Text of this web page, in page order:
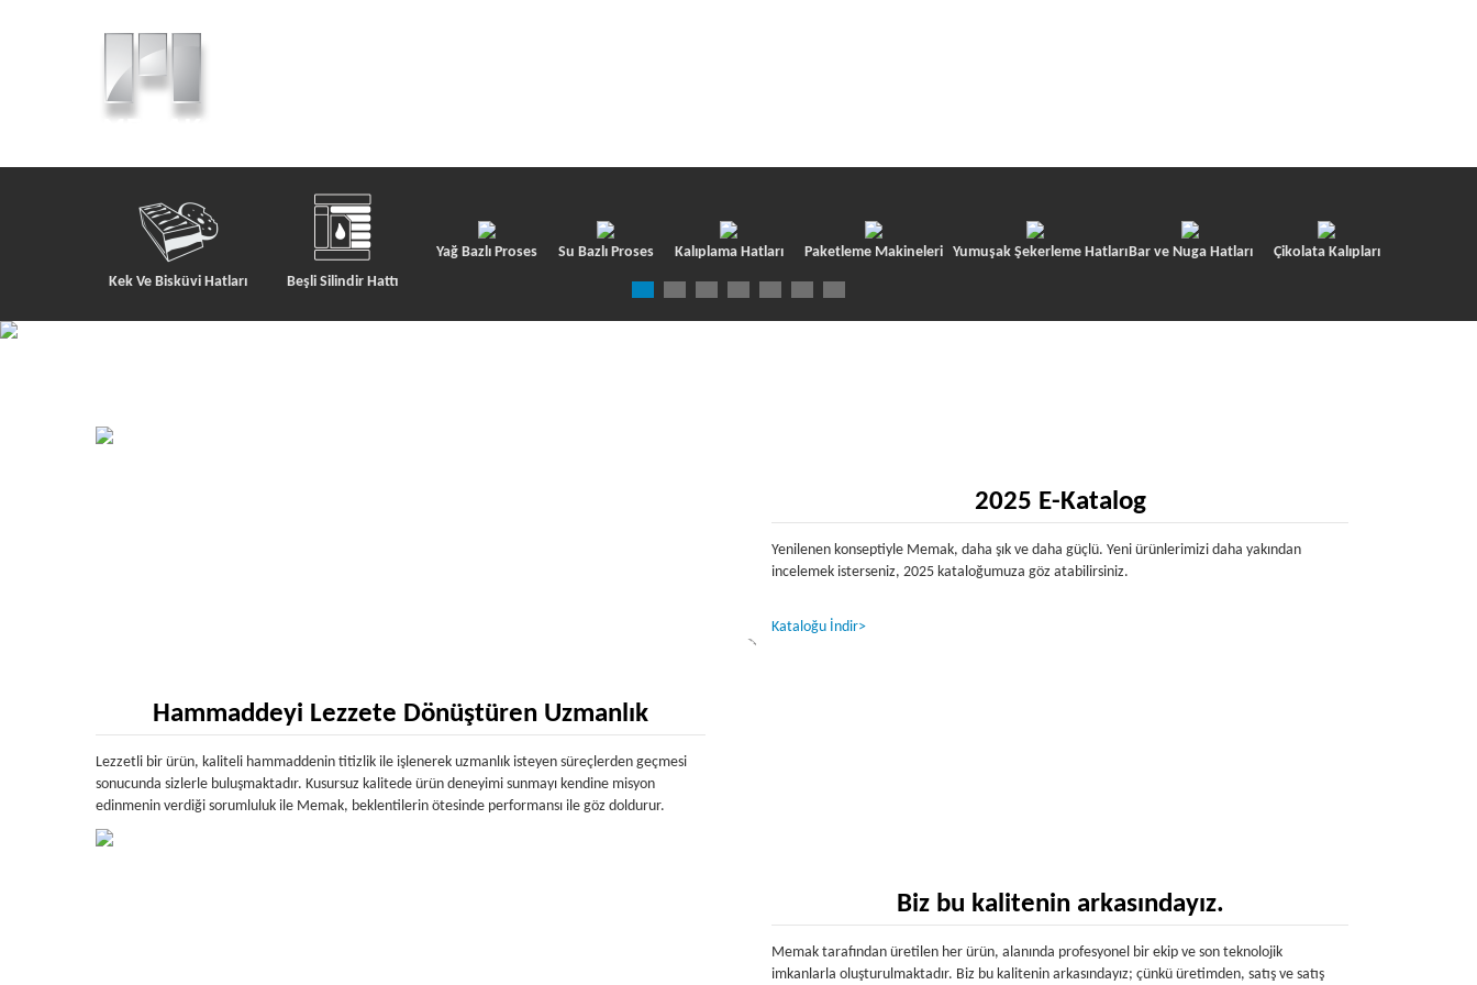
Kek Ve Bisküvi Hatları Beşli Silindir Hattı
Yağ Bazlı Proses Su Bazlı Proses Kalıplama Hatları Paketleme Makineleri Yumuşak Şekerleme HatlarıBar ve Nuga Hatları Çikolata Kalıpları
2025 E-Katalog
Yenilenen konseptiyle Memak, daha şık ve daha güçlü. Yeni ürünlerimizi daha yakından
incelemek isterseniz, 2025 kataloğumuza göz atabilirsiniz.
Kataloğu İndir>
Hammaddeyi Lezzete Dönüştüren Uzmanlık
Lezzetli bir ürün, kaliteli hammaddenin titizlik ile işlenerek uzmanlık isteyen süreçlerden geçmesi
sonucunda sizlerle buluşmaktadır. Kusursuz kalitede ürün deneyimi sunmayı kendine misyon
edinmenin verdiği sorumluluk ile Memak, beklentilerin ötesinde performansı ile göz doldurur.
Biz bu kalitenin arkasındayız.
Memak tarafından üretilen her ürün, alanında profesyonel bir ekip ve son teknolojik
imkanlarla oluşturulmaktadır. Biz bu kalitenin arkasındayız; çünkü üretimden, satış ve satış